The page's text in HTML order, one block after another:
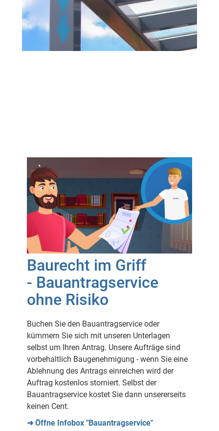
Baurecht im Griff
- Bauantragservice
ohne Risiko
Buchen Sie den Bauantragservice oder
kümmern Sie sich mit unseren Unterlagen
selbst um Ihren Antrag. Unsere Aufträge sind
vorbehaltlich Baugenehmigung - wenn Sie eine
Ablehnung des Antrags einreichen wird der
Auftrag kostenlos storniert. Selbst der
Bauantragservice kostet Sie dann unsererseits
keinen Cent.
➜ Öffne Infobox "Bauantragservice"